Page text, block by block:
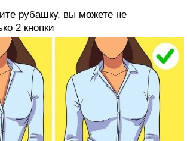
рубашку, вы можете не
2 кнопки